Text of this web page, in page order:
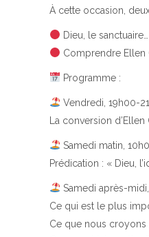
À cette occasion,
Dieu, le
Comprendre Ellen
Programme :
Vendredi, 19h00-
La conversion d’Ellen
Samedi matin,
Prédication : « Dieu,
Samedi après-
Ce qui est le plus
Ce que nous croyons